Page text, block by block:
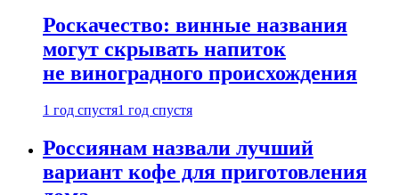
Роскачество: винные названия
могут скрывать напиток
не виноградного происхождения
1 год спустя1 год спустя
Россиянам назвали лучший
вариант кофе для приготовления